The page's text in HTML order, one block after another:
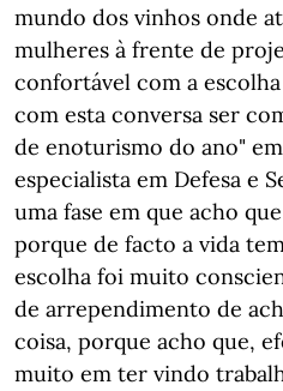
mundo dos vinhos onde
mulheres à frente de
confortável com a
com esta conversa ser
de enoturismo do ano"
especialista em Defesa e
uma fase em que acho
porque de facto a vida
escolha foi muito
de arrependimento de
coisa, porque acho que,
muito em ter vindo